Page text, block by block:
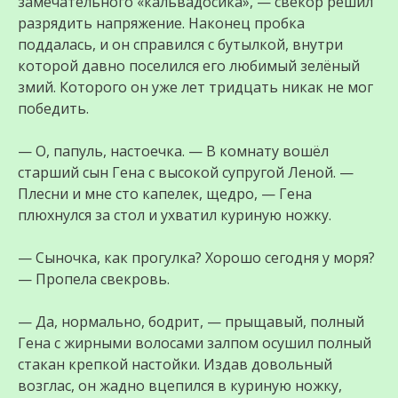
разрядить напряжение. Наконец пробка
поддалась, и он справился с бутылкой, внутри
которой давно поселился его любимый зелёный
змий. Которого он уже лет тридцать никак не мог
победить.
— О, папуль, настоечка. — В комнату вошёл
старший сын Гена с высокой супругой Леной. —
Плесни и мне сто капелек, щедро, — Гена
плюхнулся за стол и ухватил куриную ножку.
— Сыночка, как прогулка? Хорошо сегодня у моря?
— Пропела свекровь.
— Да, нормально, бодрит, — прыщавый, полный
Гена с жирными волосами залпом осушил полный
стакан крепкой настойки. Издав довольный
возглас, он жадно вцепился в куриную ножку,